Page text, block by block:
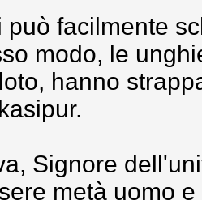
può facilmente
modo, le
hanno
Signore
metà uomo